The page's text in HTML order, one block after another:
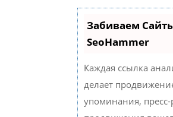
Забиваем
SeoHammer
Каждая ссылка
делает
упоминания,